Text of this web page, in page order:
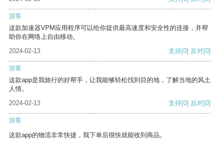
游客
这款加速器VPM应用程序可以给你提供最高速度和安全性的连接，并帮
助你在网络上自由移动。
2024-02-13
支持[0] 反对[0]
游客
这款app是我旅行的好帮手，让我能够轻松找到目的地，了解当地的风土
人情。
2024-02-13
支持[0] 反对[0]
游客
这款app的物流非常快捷，我下单后很快就能收到商品。